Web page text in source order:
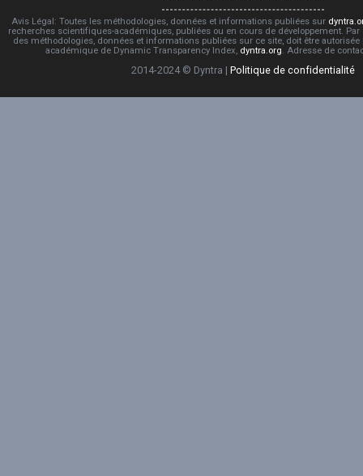
Avis Légal: Toutes les méthodologies, données et informations publiées sur
recherches scientifiques-académiques, publiées ou en cours de développement.
des méthodologies, données et informations publiées sur ce site, doit être
académique de Dynamic Transparency Index, dyntra.org. Adresse de
2014-2024 © Dyntra | Politique de confidentialité